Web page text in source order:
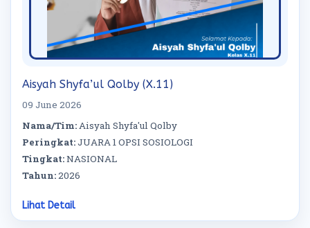
Aisyah Shyfa’ul Qolby (X.11)
09 June 2026
Nama/Tim:Aisyah Shyfa'ul Qolby
Peringkat:JUARA 1 OPSI SOSIOLOGI
Tingkat:NASIONAL
Tahun:2026
Lihat Detail